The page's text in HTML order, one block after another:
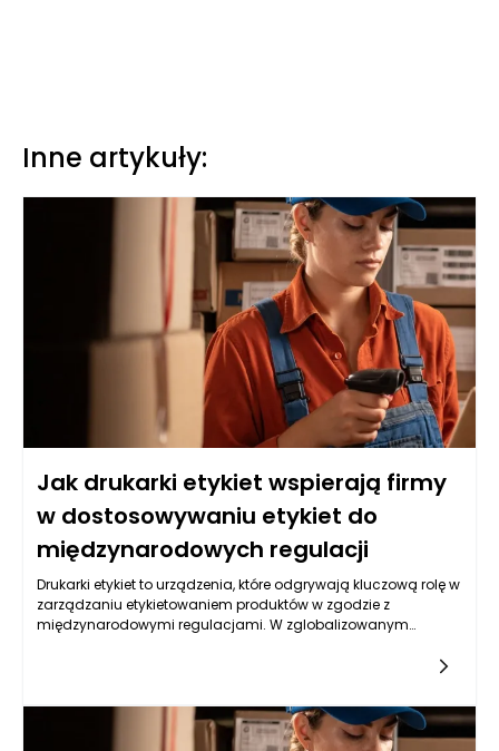
Inne artykuły:
Jak drukarki etykiet wspierają firmy
w dostosowywaniu etykiet do
międzynarodowych regulacji
Drukarki etykiet to urządzenia, które odgrywają kluczową rolę w
zarządzaniu etykietowaniem produktów w zgodzie z
międzynarodowymi regulacjami. W zglobalizowanym
także sposobem na budowanie zaufania do marki. Drukarki
etykiet mogą dostarczać elastycznych, precyzyjnych i
dostosowanych do obowiązujących norm etykiet, co pozwala